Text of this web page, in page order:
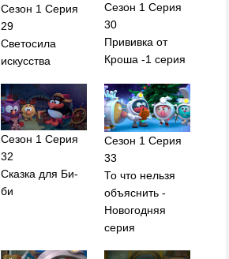
Сезон 1 Серия
29
Светосила
искусства
Сезон 1 Серия
30
Прививка от
Кроша -1 серия
Сезон 1 Серия
32
Сказка для Би-
би
Сезон 1 Серия
33
То что нельзя
объяснить -
Новогодняя
серия